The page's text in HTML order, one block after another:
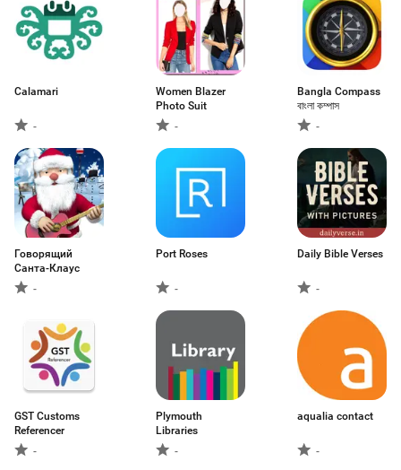
Calamari
-
Women Blazer
Photo Suit
-
Bangla Compass
বাংলা কম্পাস
-
Говорящий
Санта-Клаус
-
Port Roses
-
Daily Bible Verses
-
GST Customs
Referencer
-
Plymouth
Libraries
-
aqualia contact
-